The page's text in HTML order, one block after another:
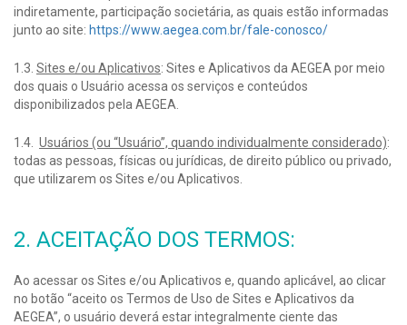
indiretamente, participação societária, as quais estão informadas
junto ao site: https://www.aegea.com.br/fale-conosco/
1.3. Sites e/ou Aplicativos: Sites e Aplicativos da AEGEA por meio
dos quais o Usuário acessa os serviços e conteúdos
disponibilizados pela AEGEA.
1.4. Usuários (ou “Usuário”, quando individualmente considerado):
todas as pessoas, físicas ou jurídicas, de direito público ou privado,
que utilizarem os Sites e/ou Aplicativos.
2. ACEITAÇÃO DOS TERMOS:
Ao acessar os Sites e/ou Aplicativos e, quando aplicável, ao clicar
no botão “aceito os Termos de Uso de Sites e Aplicativos da
AEGEA”, o usuário deverá estar integralmente ciente das